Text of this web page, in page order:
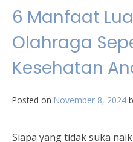
6 Manfaat
Olahraga
Kesehatan
Posted on November 8, 2024
Siapa yang tidak suka